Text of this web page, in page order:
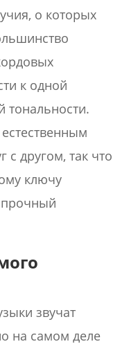
о которых
к одной
с другом, так что
ключу
звучат
на самом деле